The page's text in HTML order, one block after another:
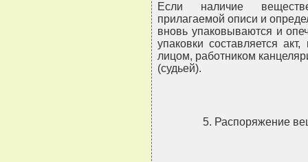
Если наличие
прилагаемой описи и
вновь упаковываются и
упаковки составляется
лицом, работником
(судьей).
5. Распоряжение